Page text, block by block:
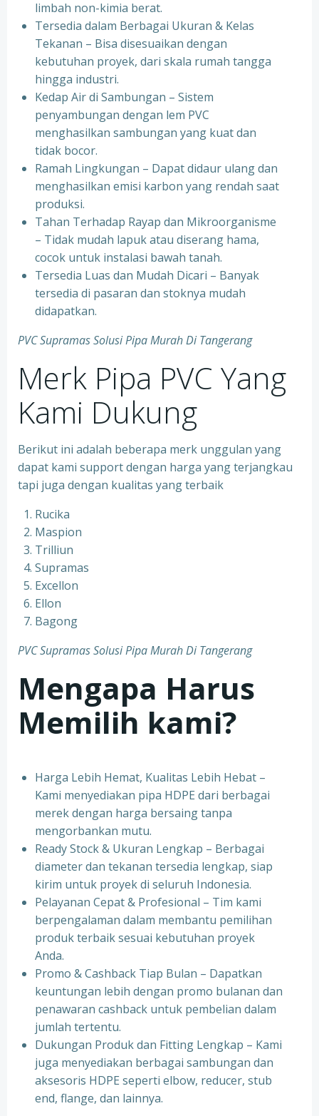
limbah non-kimia berat.
Tersedia dalam Berbagai Ukuran & Kelas
Tekanan – Bisa disesuaikan dengan
kebutuhan proyek, dari skala rumah tangga
hingga industri.
Kedap Air di Sambungan – Sistem
penyambungan dengan lem PVC
menghasilkan sambungan yang kuat dan
tidak bocor.
Ramah Lingkungan – Dapat didaur ulang dan
menghasilkan emisi karbon yang rendah saat
produksi.
Tahan Terhadap Rayap dan Mikroorganisme
– Tidak mudah lapuk atau diserang hama,
cocok untuk instalasi bawah tanah.
Tersedia Luas dan Mudah Dicari – Banyak
tersedia di pasaran dan stoknya mudah
didapatkan.
PVC Supramas Solusi Pipa Murah Di Tangerang
Merk Pipa PVC Yang
Kami Dukung
Berikut ini adalah beberapa merk unggulan yang
dapat kami support dengan harga yang terjangkau
tapi juga dengan kualitas yang terbaik
Rucika
Maspion
Trilliun
Supramas
Excellon
Ellon
Bagong
PVC Supramas Solusi Pipa Murah Di Tangerang
Mengapa Harus
Memilih kami?
Harga Lebih Hemat, Kualitas Lebih Hebat –
Kami menyediakan pipa HDPE dari berbagai
merek dengan harga bersaing tanpa
mengorbankan mutu.
Ready Stock & Ukuran Lengkap – Berbagai
diameter dan tekanan tersedia lengkap, siap
kirim untuk proyek di seluruh Indonesia.
Pelayanan Cepat & Profesional – Tim kami
berpengalaman dalam membantu pemilihan
produk terbaik sesuai kebutuhan proyek
Anda.
Promo & Cashback Tiap Bulan – Dapatkan
keuntungan lebih dengan promo bulanan dan
penawaran cashback untuk pembelian dalam
jumlah tertentu.
Dukungan Produk dan Fitting Lengkap – Kami
juga menyediakan berbagai sambungan dan
aksesoris HDPE seperti elbow, reducer, stub
end, flange, dan lainnya.